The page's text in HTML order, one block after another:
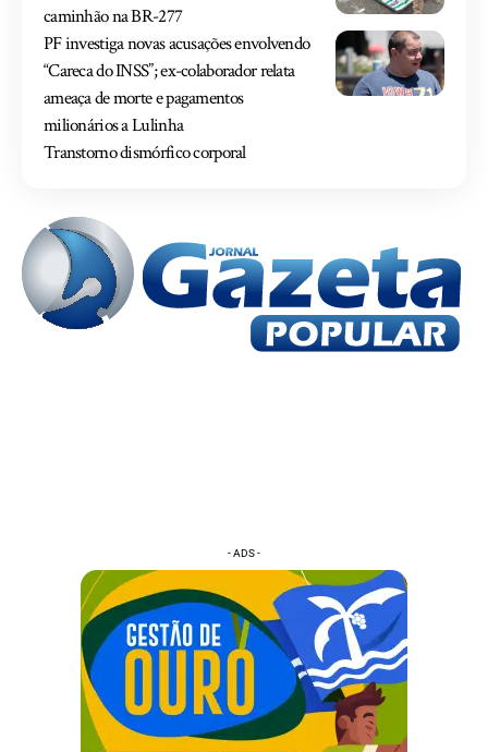
caminhão na BR-277
PF investiga novas acusações envolvendo
“Careca do INSS”; ex-colaborador relata
ameaça de morte e pagamentos
milionários a Lulinha
Transtorno dismórfico corporal
- ADS -